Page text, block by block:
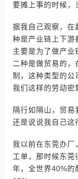
要摊上事的时候，
据我自己观察，在
种是产业链上下游
主要是为了做产业
二种是做贸易的
制，这种类型的公
我们这样的劳动密
隔行如隔山，贸
还是说说我自己这
我以前在东莞办厂
工单，那时候东莞
年，全世界40%的